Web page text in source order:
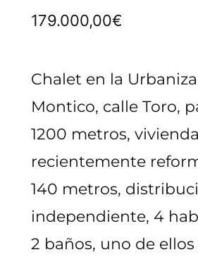
179.000,00€
Chalet en la
Montico, calle Toro,
1200 metros, vivienda
recientemente
140 metros,
independiente, 4
2 baños, uno de ellos